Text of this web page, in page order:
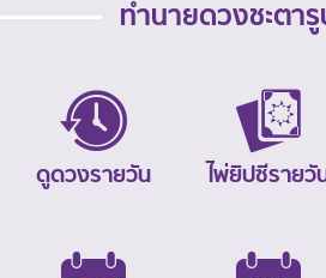
ทำนายดวงชะตา
ดูดวงรายวัน ไพ่ยิปซีรายวั